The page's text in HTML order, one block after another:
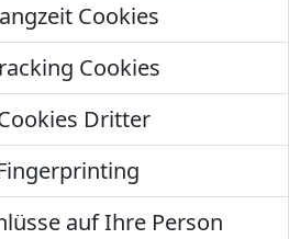
Cookies
Cookies
Dritter
auf Ihre Person